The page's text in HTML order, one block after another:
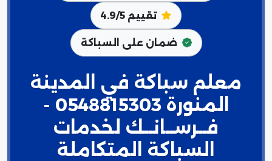
تقييم 4.9/5
ضمان على السباكة
معلم سباكة في المدينة
المنورة 0548815303 -
فــرســانــك لخدمات
السباكة المتكاملة